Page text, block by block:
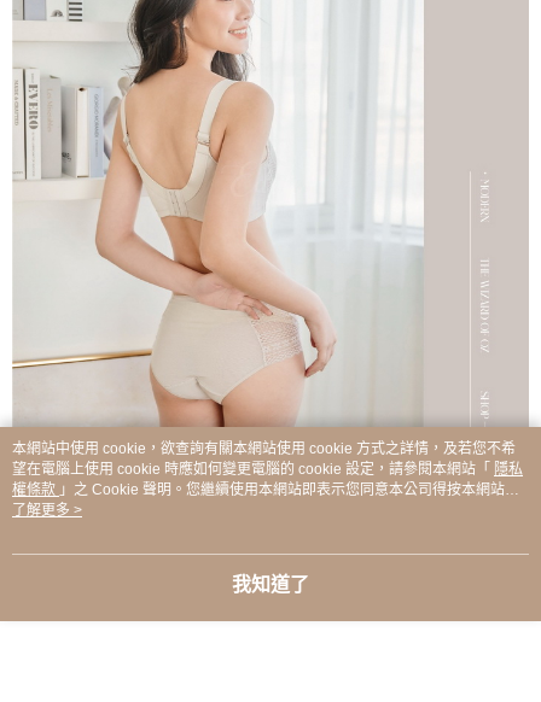
本網站中使用 cookie，欲查詢有關本網站使用 cookie 方式之詳情，及若您不希
望在電腦上使用 cookie 時應如何變更電腦的 cookie 設定，請參閱本網站「 隱私
權條款 」之 Cookie 聲明。您繼續使用本網站即表示您同意本公司得按本網站使
用條款之 Cookie 聲明使用 cookie。
了解更多 >
我知道了